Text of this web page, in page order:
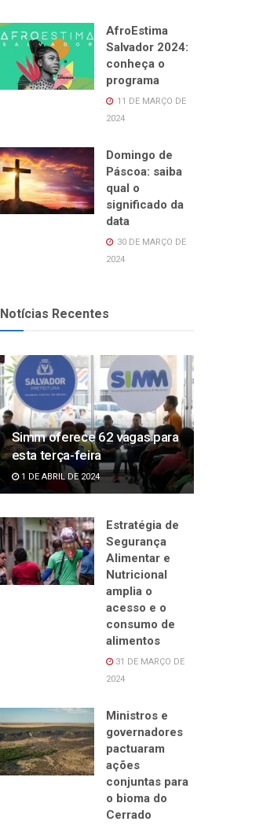
AfroEstima
Salvador 2024:
conheça o
programa
11 DE MARÇO DE
2024
Domingo de
Páscoa: saiba
qual o
significado da
data
30 DE MARÇO DE
2024
Notícias Recentes
Simm oferece 62 vagas para
esta terça-feira
1 DE ABRIL DE 2024
Estratégia de
Segurança
Alimentar e
Nutricional
amplia o
acesso e o
consumo de
alimentos
31 DE MARÇO DE
2024
Ministros e
governadores
pactuaram
ações
conjuntas para
o bioma do
Cerrado